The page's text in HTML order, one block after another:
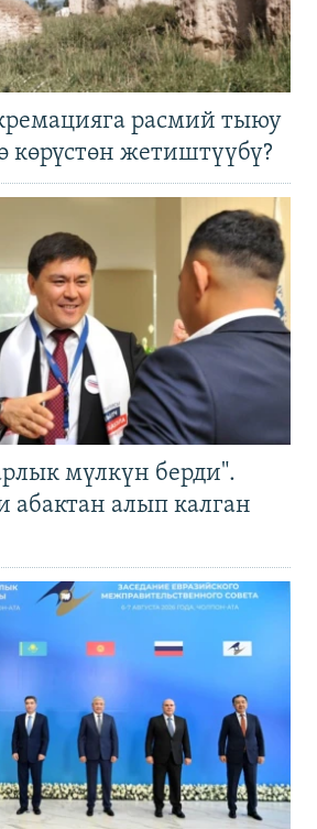
расмий тыюу
көрүстөн жетиштүүбү?
мүлкүн берди".
абактан алып калган